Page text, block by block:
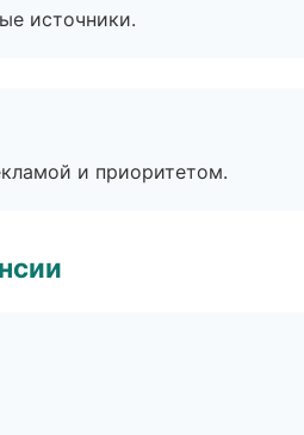
источники.
и приоритетом.